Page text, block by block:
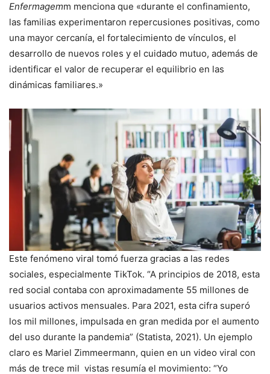
Enfermagemm menciona que «durante el confinamiento,
las familias experimentaron repercusiones positivas, como
una mayor cercanía, el fortalecimiento de vínculos, el
desarrollo de nuevos roles y el cuidado mutuo, además de
identificar el valor de recuperar el equilibrio en las
dinámicas familiares.»
Este fenómeno viral tomó fuerza gracias a las redes
sociales, especialmente TikTok. “A principios de 2018, esta
red social contaba con aproximadamente 55 millones de
usuarios activos mensuales. Para 2021, esta cifra superó
los mil millones, impulsada en gran medida por el aumento
del uso durante la pandemia” (Statista, 2021). Un ejemplo
claro es Mariel Zimmeermann, quien en un video viral con
más de trece mil vistas resumía el movimiento: “Yo